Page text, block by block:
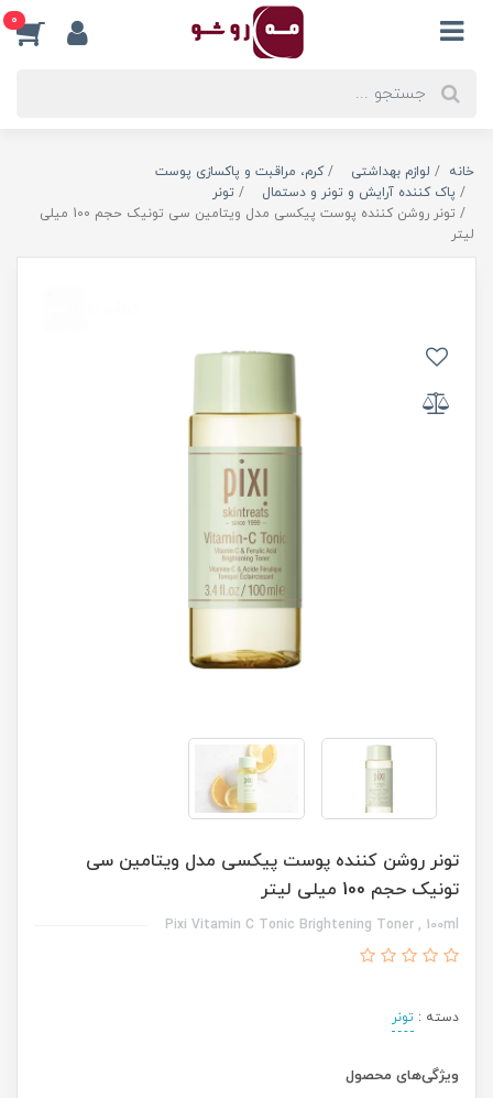
0
خانه لوازم بهداشتی
کرم، مراقبت و پاکسازی پوست
پاک کننده آرایش و تونر و دستمال
تونر
تونر روشن کننده پوست پیکسی مدل ویتامین سی تونیک حجم 100 میلی
لیتر
تونر روشن کننده پوست پیکسی مدل ویتامین سی
تونیک حجم 100 میلی لیتر
Pixi Vitamin C Tonic Brightening Toner , 100ml
دسته : تونر
ویژگی‌های محصول